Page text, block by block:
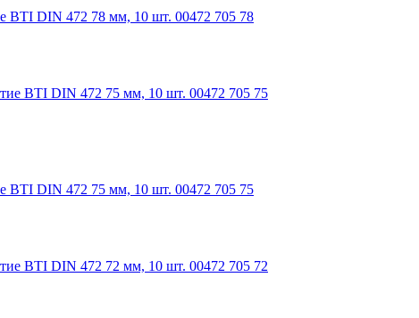
BTI DIN 472 78 мм, 10 шт. 00472 705 78
BTI DIN 472 75 мм, 10 шт. 00472 705 75